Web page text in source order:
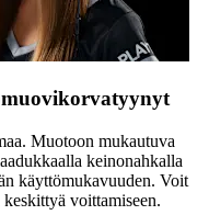
Muotoon mukautuva
keinonahkalla
käyttömukavuuden. Voit
voittamiseen.